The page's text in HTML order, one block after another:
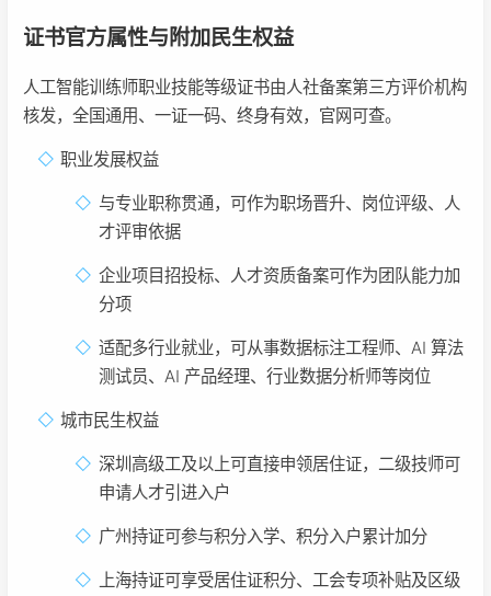
证书官方属性与附加民生权益
人工智能训练师职业技能等级证书由人社备案第三方评价机构
核发，全国通用、一证一码、终身有效，官网可查。
职业发展权益
与专业职称贯通，可作为职场晋升、岗位评级、人
才评审依据
企业项目招投标、人才资质备案可作为团队能力加
分项
适配多行业就业，可从事数据标注工程师、AI 算法
测试员、AI 产品经理、行业数据分析师等岗位
城市民生权益
深圳高级工及以上可直接申领居住证，二级技师可
申请人才引进入户
广州持证可参与积分入学、积分入户累计加分
上海持证可享受居住证积分、工会专项补贴及区级